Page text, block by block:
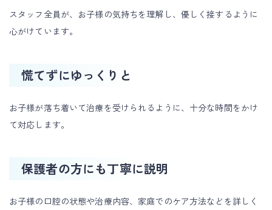
スタッフ全員が、お子様の気持ちを理解し、優しく接するように
心がけています。
慌てずにゆっくりと
お子様が落ち着いて治療を受けられるように、十分な時間をかけ
て対応します。
保護者の方にも丁寧に説明
お子様の口腔の状態や治療内容、家庭でのケア方法などを詳しく